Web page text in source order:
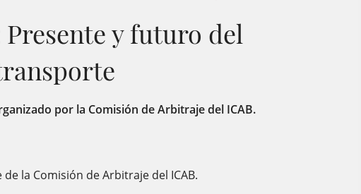
y futuro del
por la Comisión de Arbitraje del ICAB.
de la Comisión de Arbitraje del ICAB.